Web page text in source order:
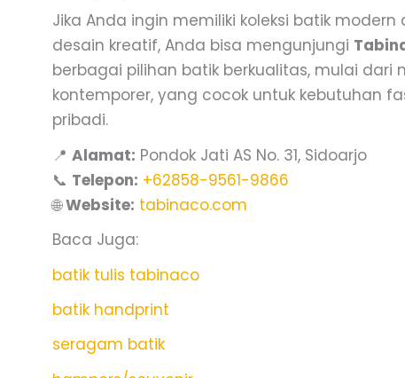
Jika Anda ingin memiliki koleksi batik
desain kreatif, Anda bisa mengunjungi
berbagai pilihan batik berkualitas, mulai dari
kontemporer, yang cocok untuk kebutuhan
pribadi.
📍 Alamat: Pondok Jati AS No. 31, Sidoarjo
📞 Telepon: +62858-9561-9866
🌐Website: tabinaco.com
Baca Juga:
batik tulis tabinaco
batik handprint
seragam batik